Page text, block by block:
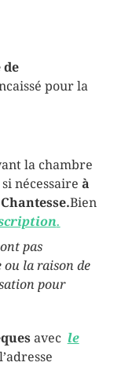
de
pour la
la chambre
nécessaire à
.Bien
.
pas
ou la raison de
pour
avec le